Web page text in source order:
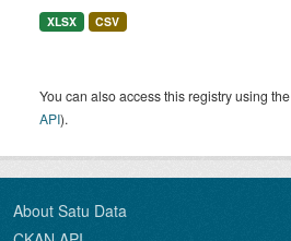
XLSX CSV
You can also access this registry using the
API).
About Satu Data